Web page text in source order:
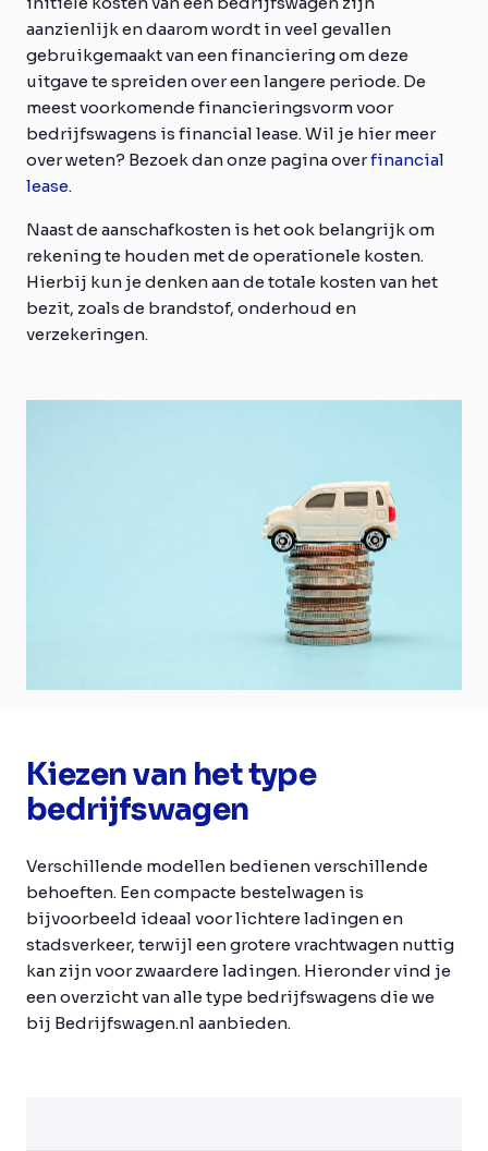
aanzienlijk en daarom wordt in veel gevallen
gebruikgemaakt van een financiering om deze
uitgave te spreiden over een langere periode. De
meest voorkomende financieringsvorm voor
bedrijfswagens is financial lease. Wil je hier meer
over weten? Bezoek dan onze pagina overfinancial
lease.
Naast de aanschafkosten is het ook belangrijk om
rekening te houden met de operationele kosten.
Hierbij kun je denken aan de totale kosten van het
bezit, zoals de brandstof, onderhoud en
verzekeringen.
Kiezen van het type
bedrijfswagen
Verschillende modellen bedienen verschillende
behoeften. Een compacte bestelwagen is
bijvoorbeeld ideaal voor lichtere ladingen en
stadsverkeer, terwijl een grotere vrachtwagen nuttig
kan zijn voor zwaardere ladingen. Hieronder vind je
een overzicht van alle type bedrijfswagens die we
bij Bedrijfswagen.nl aanbieden.